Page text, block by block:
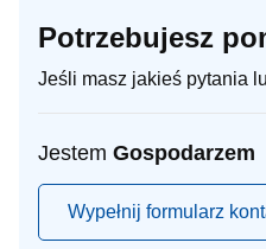
Potrzebujesz
Jeśli masz jakieś pytania
Jestem Gospodarzem
Wypełnij formularz